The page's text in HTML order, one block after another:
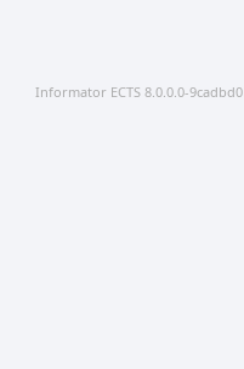
Informator ECTS 8.0.0.0-9cadbd0